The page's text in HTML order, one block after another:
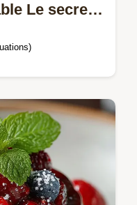
Le secret
Anglaise de
veloutée et